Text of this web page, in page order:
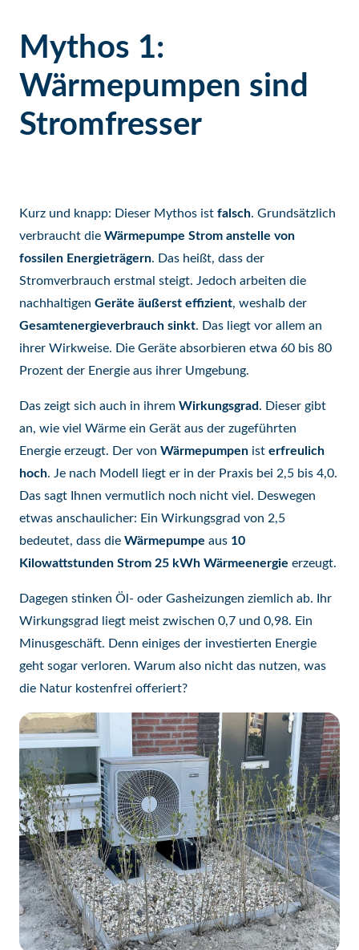
Mythos 1:
Wärmepumpen sind
Stromfresser
Kurz und knapp: Dieser Mythos ist falsch. Grundsätzlich
verbraucht die Wärmepumpe Strom anstelle von
fossilen Energieträgern. Das heißt, dass der
Stromverbrauch erstmal steigt. Jedoch arbeiten die
nachhaltigen Geräte äußerst effizient, weshalb der
Gesamtenergieverbrauch sinkt. Das liegt vor allem an
ihrer Wirkweise. Die Geräte absorbieren etwa 60 bis 80
Prozent der Energie aus ihrer Umgebung.
Das zeigt sich auch in ihrem Wirkungsgrad. Dieser gibt
an, wie viel Wärme ein Gerät aus der zugeführten
Energie erzeugt. Der von Wärmepumpen ist erfreulich
hoch. Je nach Modell liegt er in der Praxis bei 2,5 bis 4,0.
Das sagt Ihnen vermutlich noch nicht viel. Deswegen
etwas anschaulicher: Ein Wirkungsgrad von 2,5
bedeutet, dass die Wärmepumpe aus 10
Kilowattstunden Strom 25 kWh Wärmeenergie erzeugt.
Dagegen stinken Öl- oder Gasheizungen ziemlich ab. Ihr
Wirkungsgrad liegt meist zwischen 0,7 und 0,98. Ein
Minusgeschäft. Denn einiges der investierten Energie
geht sogar verloren. Warum also nicht das nutzen, was
die Natur kostenfrei offeriert?